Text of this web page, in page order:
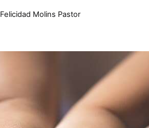
Felicidad Molins Pastor